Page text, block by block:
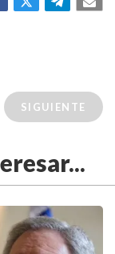
SIGUIENTE